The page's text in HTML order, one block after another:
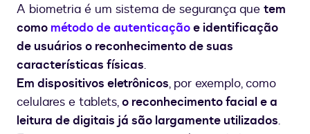
A biometria é um sistema de segurança que tem
como método de autenticaçãoe identificação
de usuários o reconhecimento de suas
características físicas.
Em dispositivos eletrônicos, por exemplo, como
celulares e tablets,o reconhecimento facial e a
leitura de digitais já são largamente utilizados.